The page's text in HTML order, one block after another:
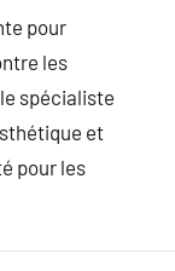
pour
les
spécialiste
et
pour les